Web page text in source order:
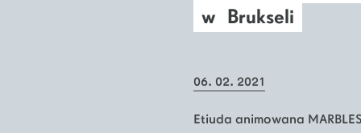
w Brukseli
06. 02. 2021
Etiuda animowana